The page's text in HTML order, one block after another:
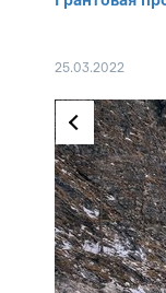
25.03.2022